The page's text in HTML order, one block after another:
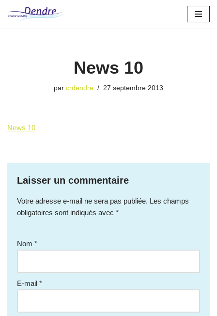
News 10
par crdendre 27 septembre 2013
News 10
Laisser un commentaire
Votre adresse e-mail ne sera pas publiée. Les champs
obligatoires sont indiqués avec *
Nom *
E-mail *